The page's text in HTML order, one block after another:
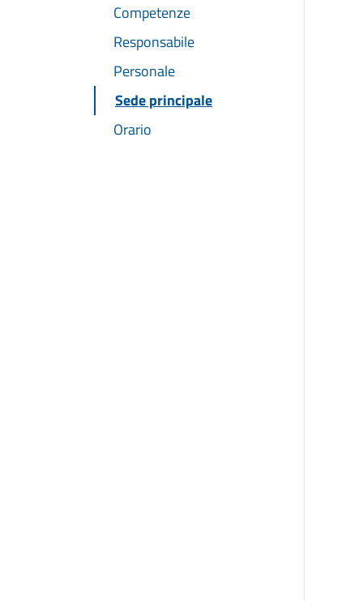
Competenze
Responsabile
Personale
Sede principale
Orario